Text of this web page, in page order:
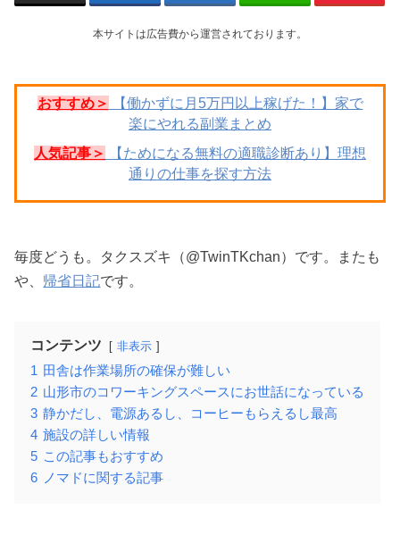
本サイトは広告費から運営されております。
おすすめ＞
【働かずに月5万円以上稼げた！】家で
楽にやれる副業まとめ
人気記事＞
【ためになる無料の適職診断あり】理想
通りの仕事を探す方法
毎度どうも。タクスズキ（@TwinTKchan）です。またも
や、 帰省日記です。
コンテンツ 非表示
1 田舎は作業場所の確保が難しい
2 山形市のコワーキングスペースにお世話になっている
3 静かだし、電源あるし、コーヒーもらえるし最高
4 施設の詳しい情報
5 この記事もおすすめ
6 ノマドに関する記事